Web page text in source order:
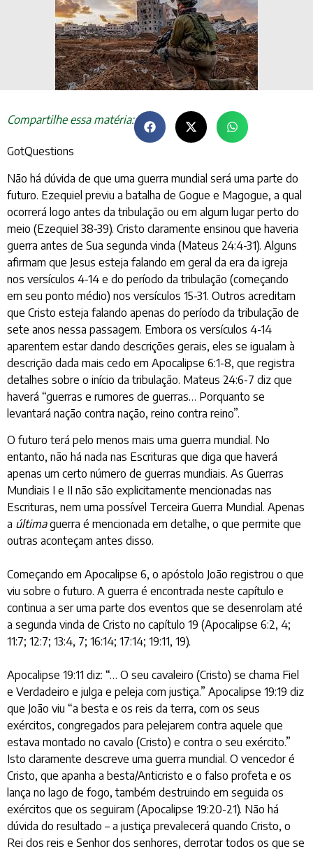
Compartilhe essa matéria:
GotQuestions
Não há dúvida de que uma guerra mundial será uma parte do
futuro. Ezequiel previu a batalha de Gogue e Magogue, a qual
ocorrerá logo antes da tribulação ou em algum lugar perto do
meio (Ezequiel 38-39). Cristo claramente ensinou que haveria
guerra antes de Sua segunda vinda (Mateus 24:4-31). Alguns
afirmam que Jesus esteja falando em geral da era da igreja
nos versículos 4-14 e do período da tribulação (começando
em seu ponto médio) nos versículos 15-31. Outros acreditam
que Cristo esteja falando apenas do período da tribulação de
sete anos nessa passagem. Embora os versículos 4-14
aparentem estar dando descrições gerais, eles se igualam à
descrição dada mais cedo em Apocalipse 6:1-8, que registra
detalhes sobre o início da tribulação. Mateus 24:6-7 diz que
haverá “guerras e rumores de guerras… Porquanto se
levantará nação contra nação, reino contra reino”.
O futuro terá pelo menos mais uma guerra mundial. No
entanto, não há nada nas Escrituras que diga que haverá
apenas um certo número de guerras mundiais. As Guerras
Mundiais I e II não são explicitamente mencionadas nas
Escrituras, nem uma possível Terceira Guerra Mundial. Apenas
a últimaguerra é mencionada em detalhe, o que permite que
outras aconteçam antes disso.
Começando em Apocalipse 6, o apóstolo João registrou o que
viu sobre o futuro. A guerra é encontrada neste capítulo e
continua a ser uma parte dos eventos que se desenrolam até
a segunda vinda de Cristo no capítulo 19 (Apocalipse 6:2, 4;
11:7; 12:7; 13:4, 7; 16:14; 17:14; 19:11, 19).
Apocalipse 19:11 diz: “… O seu cavaleiro (Cristo) se chama Fiel
e Verdadeiro e julga e peleja com justiça.” Apocalipse 19:19 diz
que João viu “a besta e os reis da terra, com os seus
exércitos, congregados para pelejarem contra aquele que
estava montado no cavalo (Cristo) e contra o seu exército.”
Isto claramente descreve uma guerra mundial. O vencedor é
Cristo, que apanha a besta/Anticristo e o falso profeta e os
lança no lago de fogo, também destruindo em seguida os
exércitos que os seguiram (Apocalipse 19:20-21). Não há
dúvida do resultado – a justiça prevalecerá quando Cristo, o
Rei dos reis e Senhor dos senhores, derrotar todos os que se